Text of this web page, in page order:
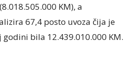
KM), a
67,4 posto uvoza čija je
bila 12.439.010.000 KM.